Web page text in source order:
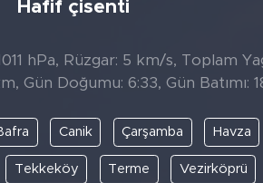
Hafif çisenti
hPa, Rüzgar: 5 km/s, Toplam
Gün Doğumu: 6:33, Gün Batımı:
Canik Çarşamba Havza
Tekkeköy Terme Vezirköprü